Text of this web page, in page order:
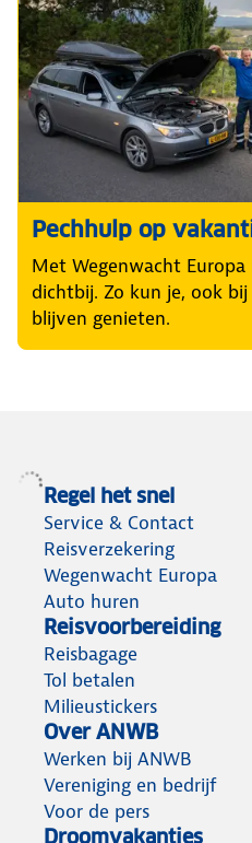
Pechhulp op
Met Wegenwacht
dichtbij. Zo kun je, ook
blijven genieten.
Regel het snel
Service & Contact
Reisverzekering
Wegenwacht Europa
Auto huren
Reisvoorbereiding
Reisbagage
Tol betalen
Milieustickers
Over ANWB
Werken bij ANWB
Vereniging en bedrijf
Voor de pers
Droomvakanties